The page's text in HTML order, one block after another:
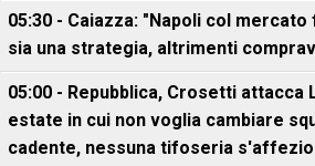
05:30 - Caiazza: "Napoli col
sia una strategia, altrimenti
05:00 - Repubblica, Crosetti attacca
estate in cui non voglia cambiare
cadente, nessuna tifoseria